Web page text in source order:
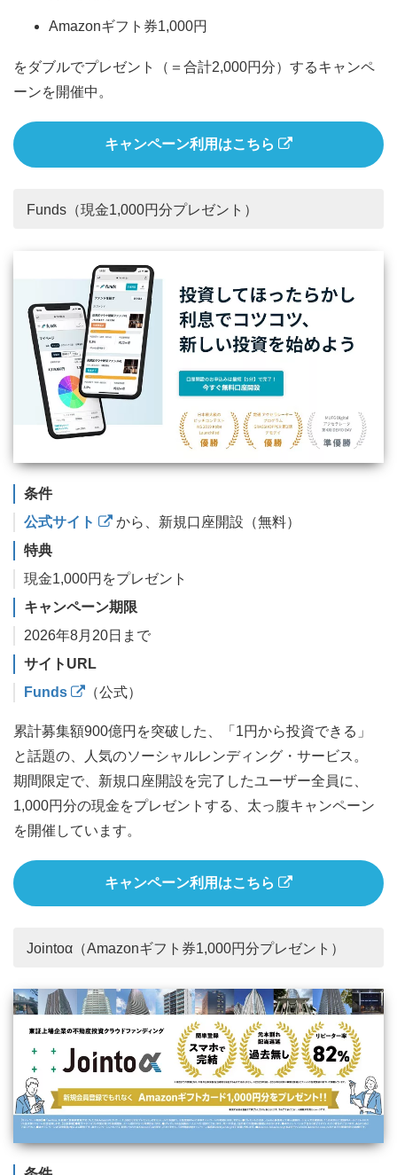
Amazonギフト券1,000円
をダブルでプレゼント（＝合計2,000円分）するキャンペ
ーンを開催中。
キャンペーン利用はこちら
Funds（現金1,000円分プレゼント）
条件
公式サイト
から、新規口座開設（無料）
特典
現金1,000円をプレゼント
キャンペーン期限
2026年8月20日まで
サイトURL
Funds
（公式）
累計募集額900億円を突破した、「1円から投資できる」
と話題の、人気のソーシャルレンディング・サービス。
期間限定で、新規口座開設を完了したユーザー全員に、
1,000円分の現金をプレゼントする、太っ腹キャンペーン
を開催しています。
キャンペーン利用はこちら
Jointoα（Amazonギフト券1,000円分プレゼント）